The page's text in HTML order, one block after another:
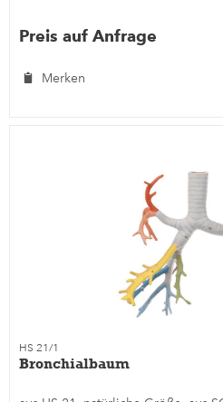
Preis auf Anfrage
Merken
HS 21/1
Bronchialbaum